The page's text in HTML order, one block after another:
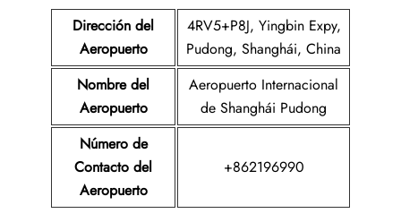
Dirección del
Aeropuerto
4RV5+P8J, Yingbin Expy,
Pudong, Shanghái, China
Nombre del
Aeropuerto
Aeropuerto Internacional
de Shanghái Pudong
Número de
Contacto del
Aeropuerto
+862196990